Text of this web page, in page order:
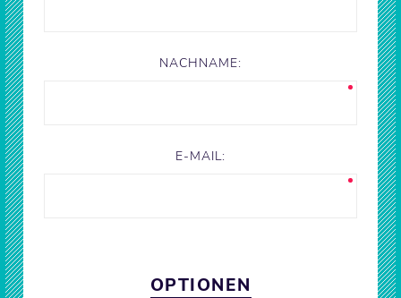
NACHNAME:
E-MAIL:
OPTIONEN